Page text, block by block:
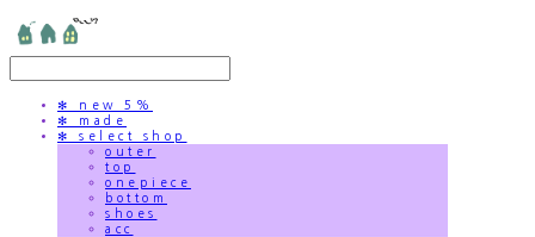
✻ new 5%
✻ made
✻ select shop
outer
top
onepiece
bottom
shoes
acc